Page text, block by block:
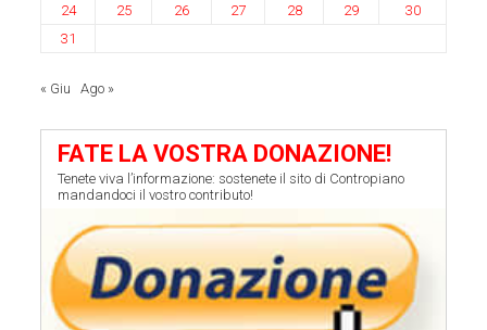
24
25 26 27 28 29
30
31
« Giu Ago »
FATE LA VOSTRA DONAZIONE!
Tenete viva l’informazione: sostenete il sito di Contropiano
mandandoci il vostro contributo!